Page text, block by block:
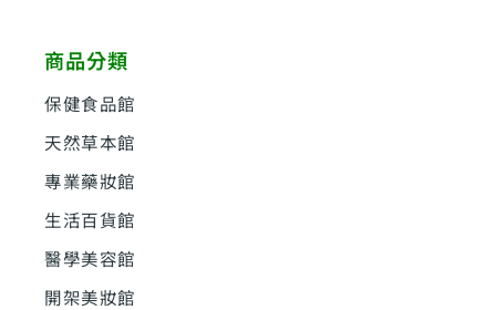
字
:
商品分類
保健食品館
天然草本館
專業藥妝館
生活百貨館
醫學美容館
開架美妝館